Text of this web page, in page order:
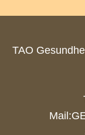
TAO
Mail: